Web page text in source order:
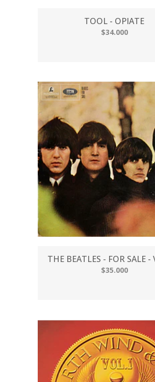
TOOL - OPIATE
$34.000
THE BEATLES - FOR SALE -
$35.000